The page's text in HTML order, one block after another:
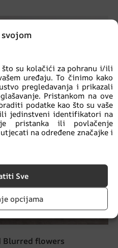
su kolačići za pohranu i/ili
uređaju. To činimo kako
pregledavanja i prikazali
Pristankom na ove
podatke kao što su vaše
ili jedinstveni identifikatori na
pristanka ili povlačenje
na određene značajke i
Sve
opcijama
flowers